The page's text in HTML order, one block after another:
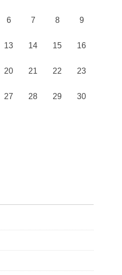
6 7 8 9
13 14 15 16
20 21 22 23
27 28 29 30